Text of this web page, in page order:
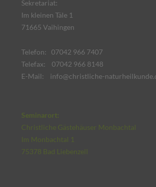
Sekretariat:
Im kleinen Täle 1
71665 Vaihingen
Telefon: 07042 966 7407
Telefax: 07042 966 8148
E-Mail: info@christliche-
Seminarort:
Christliche Gästehäuser Monbachtal
Im Monbachtal 1
75378 Bad Liebenzell